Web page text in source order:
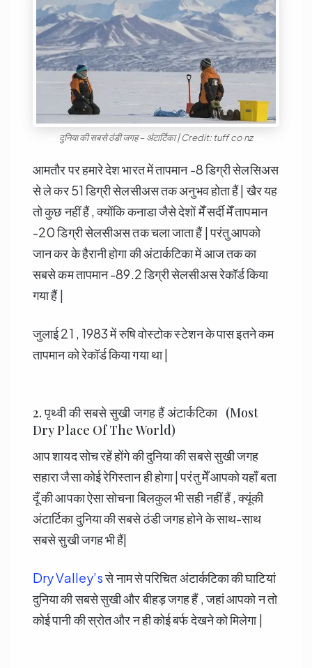
दुनिया की सबसे ठंडी जगह – अंटार्टिका | Credit: tuff co nz
आमतौर पर हमारे देश भारत में तापमान -8 डिग्री सेलसिअस
से ले कर 51 डिग्री सेलसीअस तक अनुभव होता हैं | खैर यह
तो कुछ नहीं हैं , क्योंकि कनाडा जैसे देशों मेँ सर्दी मेँ तापमान
-20 डिग्री सेलसीअस तक चला जाता हैं | परंतु आपको
जान कर के हैरानी होगा की अंटार्कटिका में आज तक का
सबसे कम तापमान -89.2 डिग्री सेलसीअस रेकॉर्ड किया
गया हैं |
जुलाई 21 , 1983 में रुषि वोस्टोक स्टेशन के पास इतने कम
तापमान को रेकॉर्ड किया गया था |
2. पृथ्वी की सबसे सुखी जगह हैं अंटार्कटिका (Most
Dry Place Of The World)
आप शायद सोच रहें होंगे की दुनिया की सबसे सुखी जगह
सहारा जैसा कोई रेगिस्तान ही होगा | परंतु मेँ आपको यहाँ बता
दूँ की आपका ऐसा सोचना बिलकुल भी सही नहीं हैं , क्यूंकी
अंटार्टिका दुनिया की सबसे ठंडी जगह होने के साथ-साथ
सबसे सुखी जगह भी हैं|
Dry Valley’sसे नाम से परिचित अंटार्कटिका की घाटियां
दुनिया की सबसे सुखी और बीहड़ जगह हैं , जहां आपको न तो
कोई पानी की स्रोत और न ही कोई बर्फ देखने को मिलेगा |